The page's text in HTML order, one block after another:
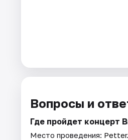
Вопросы и
Где пройдет концерт
Место проведения: Petter